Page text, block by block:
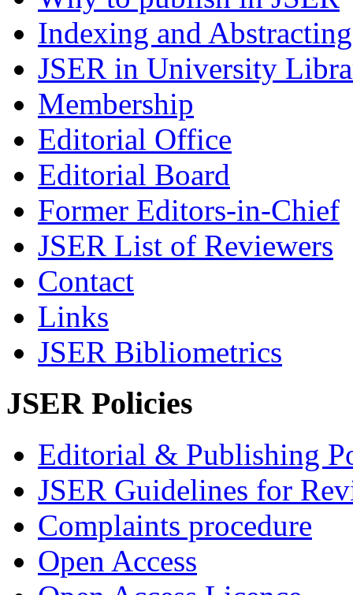
Indexing and Abstracting
JSER in University
Membership
Editorial Office
Editorial Board
Former Editors-in-Chief
JSER List of Reviewers
Contact
Links
JSER Bibliometrics
JSER Policies
Editorial & Publishing
JSER Guidelines for
Complaints procedure
Open Access